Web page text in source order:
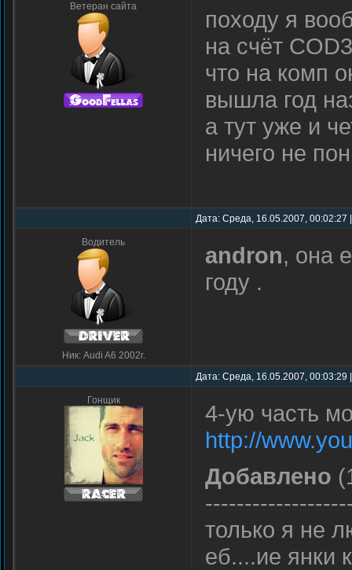
Ветеран сайта
походу я
на счёт
что на комп
вышла год
а тут уже и
ничего не
Дата: Среда, 16.05.2007,
Водитель
Ник: Audi A6 2002г.
andron, она
году .
Дата: Среда, 16.05.2007,
Гонщик
4-ую часть
http://
Добавлено
только я не
еб....ие янки